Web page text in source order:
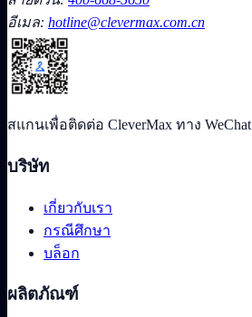
อีเมล: hotline@clevermax.com.cn
สแกนเพื่อติดต่อ CleverMax ทาง WeChat
บริษัท
เกี่ยวกับเรา
กรณีศึกษา
บล็อก
ผลิตภัณฑ์